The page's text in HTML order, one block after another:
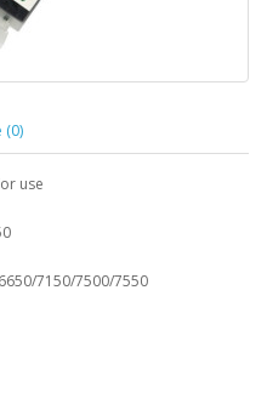
(0)
use
7150/7500/7550